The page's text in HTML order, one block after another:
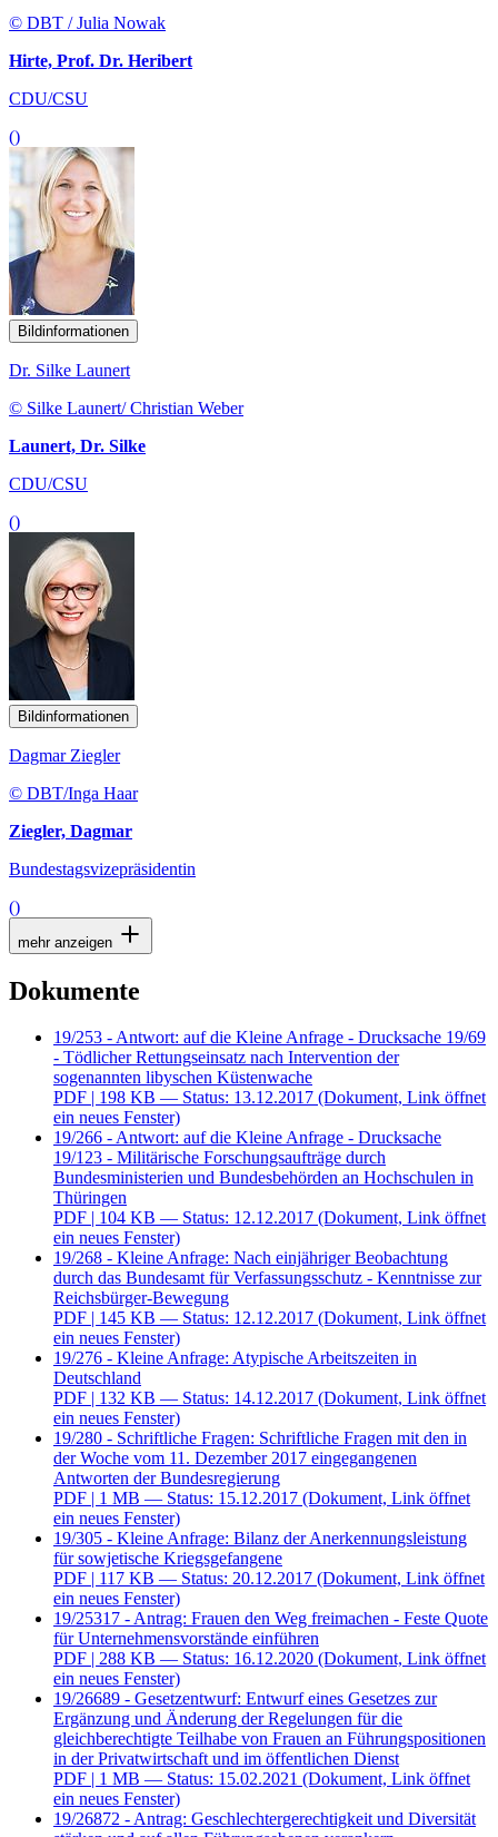
© DBT / Julia Nowak
Hirte, Prof. Dr. Heribert
CDU/CSU
()
Bildinformationen
Dr. Silke Launert
© Silke Launert/ Christian Weber
Launert, Dr. Silke
CDU/CSU
()
Bildinformationen
Dagmar Ziegler
© DBT/Inga Haar
Ziegler, Dagmar
Bundestagsvizepräsidentin
()
mehr anzeigen
Dokumente
19/253 - Antwort: auf die Kleine Anfrage - Drucksache 19/69
- Tödlicher Rettungseinsatz nach Intervention der
sogenannten libyschen Küstenwache
PDF | 198 KB — Status: 13.12.2017 (Dokument, Link öffnet
ein neues Fenster)
19/266 - Antwort: auf die Kleine Anfrage - Drucksache
19/123 - Militärische Forschungsaufträge durch
Bundesministerien und Bundesbehörden an Hochschulen in
Thüringen
PDF | 104 KB — Status: 12.12.2017 (Dokument, Link öffnet
ein neues Fenster)
19/268 - Kleine Anfrage: Nach einjähriger Beobachtung
durch das Bundesamt für Verfassungsschutz - Kenntnisse zur
Reichsbürger-Bewegung
PDF | 145 KB — Status: 12.12.2017 (Dokument, Link öffnet
ein neues Fenster)
19/276 - Kleine Anfrage: Atypische Arbeitszeiten in
Deutschland
PDF | 132 KB — Status: 14.12.2017 (Dokument, Link öffnet
ein neues Fenster)
19/280 - Schriftliche Fragen: Schriftliche Fragen mit den in
der Woche vom 11. Dezember 2017 eingegangenen
Antworten der Bundesregierung
PDF | 1 MB — Status: 15.12.2017 (Dokument, Link öffnet
ein neues Fenster)
19/305 - Kleine Anfrage: Bilanz der Anerkennungsleistung
für sowjetische Kriegsgefangene
PDF | 117 KB — Status: 20.12.2017 (Dokument, Link öffnet
ein neues Fenster)
19/25317 - Antrag: Frauen den Weg freimachen - Feste Quote
für Unternehmensvorstände einführen
PDF | 288 KB — Status: 16.12.2020 (Dokument, Link öffnet
ein neues Fenster)
19/26689 - Gesetzentwurf: Entwurf eines Gesetzes zur
Ergänzung und Änderung der Regelungen für die
gleichberechtigte Teilhabe von Frauen an Führungspositionen
in der Privatwirtschaft und im öffentlichen Dienst
PDF | 1 MB — Status: 15.02.2021 (Dokument, Link öffnet
ein neues Fenster)
19/26872 - Antrag: Geschlechtergerechtigkeit und Diversität